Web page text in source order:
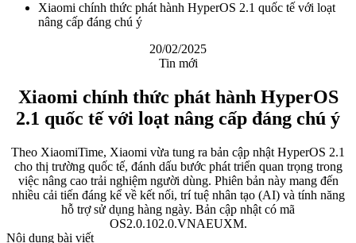
Xiaomi chính thức phát hành HyperOS 2.1 quốc tế với loạt
nâng cấp đáng chú ý
20/02/2025
Tin mới
Xiaomi chính thức phát hành HyperOS
2.1 quốc tế với loạt nâng cấp đáng chú ý
Theo XiaomiTime, Xiaomi vừa tung ra bản cập nhật HyperOS 2.1
cho thị trường quốc tế, đánh dấu bước phát triển quan trọng trong
việc nâng cao trải nghiệm người dùng. Phiên bản này mang đến
nhiều cải tiến đáng kể về kết nối, trí tuệ nhân tạo (AI) và tính năng
hỗ trợ sử dụng hàng ngày. Bản cập nhật có mã
OS2.0.102.0.VNAEUXM.
Nội dung bài viết